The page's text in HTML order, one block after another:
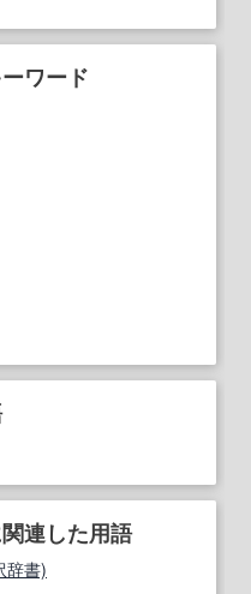
ワード
連した用語
辞書)